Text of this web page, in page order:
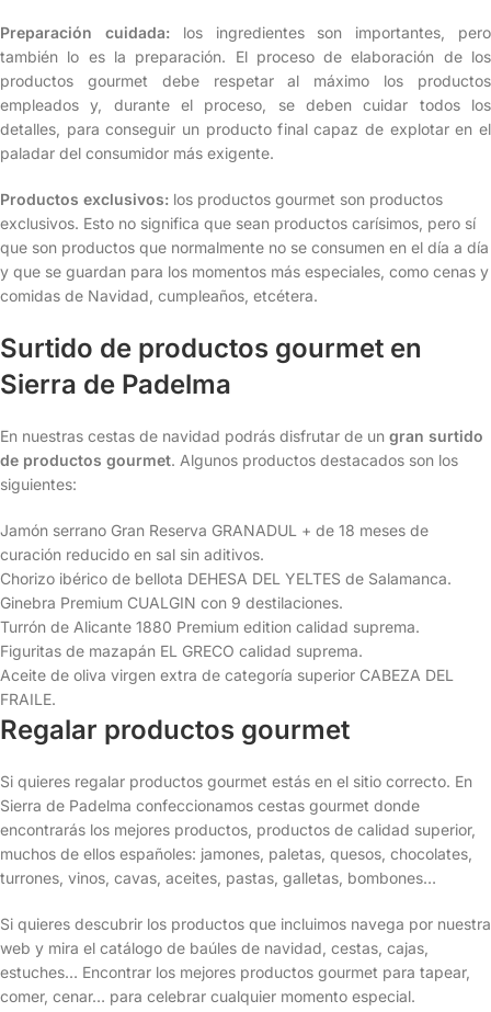
Preparación cuidada: los ingredientes son importantes, pero
también lo es la preparación. El proceso de elaboración de los
productos gourmet debe respetar al máximo los productos
empleados y, durante el proceso, se deben cuidar todos los
detalles, para conseguir un producto final capaz de explotar en el
paladar del consumidor más exigente.
Productos exclusivos: los productos gourmet son productos
exclusivos. Esto no significa que sean productos carísimos, pero sí
que son productos que normalmente no se consumen en el día a día
y que se guardan para los momentos más especiales, como cenas y
comidas de Navidad, cumpleaños, etcétera.
Surtido de productos gourmet en
Sierra de Padelma
En nuestras cestas de navidad podrás disfrutar de un gran surtido
de productos gourmet. Algunos productos destacados son los
siguientes:
Jamón serrano Gran Reserva GRANADUL + de 18 meses de
curación reducido en sal sin aditivos.
Chorizo ibérico de bellota DEHESA DEL YELTES de Salamanca.
Ginebra Premium CUALGIN con 9 destilaciones.
Turrón de Alicante 1880 Premium edition calidad suprema.
Figuritas de mazapán EL GRECO calidad suprema.
Aceite de oliva virgen extra de categoría superior CABEZA DEL
FRAILE.
Regalar productos gourmet
Si quieres regalar productos gourmet estás en el sitio correcto. En
Sierra de Padelma confeccionamos cestas gourmet donde
encontrarás los mejores productos, productos de calidad superior,
muchos de ellos españoles: jamones, paletas, quesos, chocolates,
turrones, vinos, cavas, aceites, pastas, galletas, bombones…
Si quieres descubrir los productos que incluimos navega por nuestra
web y mira el catálogo de baúles de navidad, cestas, cajas,
estuches… Encontrar los mejores productos gourmet para tapear,
comer, cenar… para celebrar cualquier momento especial.